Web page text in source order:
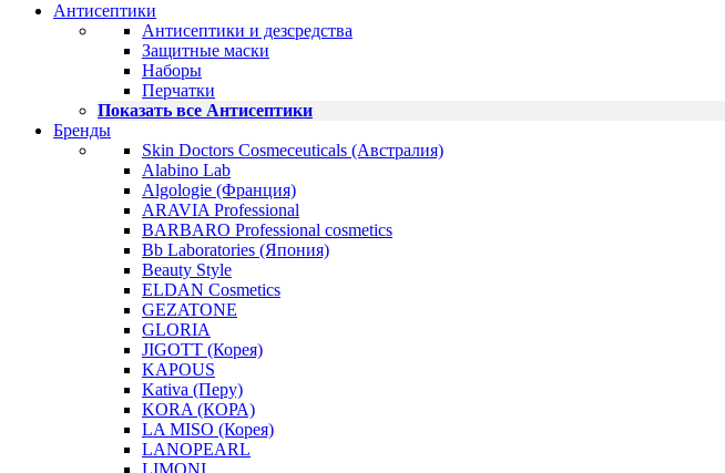
Антисептики
Антисептики и дезсредства
Защитные маски
Наборы
Перчатки
Показать все Антисептики
Бренды
Skin Doctors Cosmeceuticals (Австралия)
Alabino Lab
Algologie (Франция)
ARAVIA Professional
BARBARO Professional cosmetics
Bb Laboratories (Япония)
Beauty Style
ELDAN Cosmetics
GEZATONE
GLORIA
JIGOTT (Корея)
KAPOUS
Kativa (Перу)
KORA (КОРА)
LA MISO (Корея)
LANOPEARL